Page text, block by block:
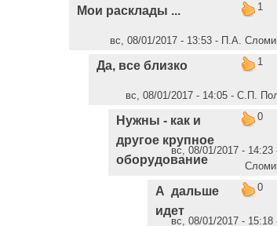
1
Мои расклады ...
вс, 08/01/2017 - 13:53 - П.А.
1
Да, все близко
вс, 08/01/2017 - 14:05 - C.П.
0
Нужны - как и
другое крупное
оборудование
вс, 08/01/2017 -
0
А дальше
идет
вс, 08/01/2017 - 15:18